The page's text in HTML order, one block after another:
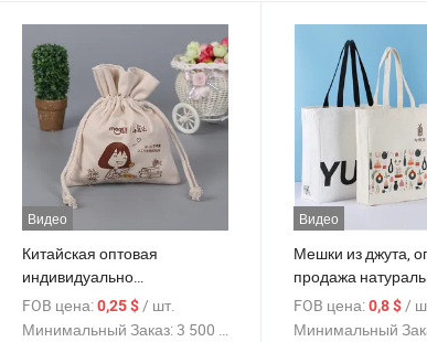
Видео
Китайская оптовая
индивидуально
изготовленная сумка из
холста с цифровой печатью
FOB цена:0,25 $/ шт.
Минимальный Заказ:3 500 Куски
Видео
Мешки из джута,
продажа
джутовых мешков
FOB цена: 0,8 $/
Минимальный